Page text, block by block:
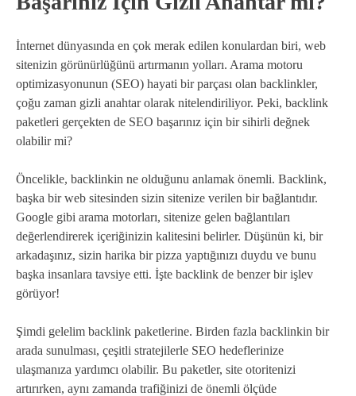
İnternet dünyasında en çok merak edilen konulardan biri, web
sitenizin görünürlüğünü artırmanın yolları. Arama motoru
optimizasyonunun (SEO) hayati bir parçası olan backlinkler,
çoğu zaman gizli anahtar olarak nitelendiriliyor. Peki, backlink
paketleri gerçekten de SEO başarınız için bir sihirli değnek
olabilir mi?
Öncelikle, backlinkin ne olduğunu anlamak önemli. Backlink,
başka bir web sitesinden sizin sitenize verilen bir bağlantıdır.
Google gibi arama motorları, sitenize gelen bağlantıları
değerlendirerek içeriğinizin kalitesini belirler. Düşünün ki, bir
arkadaşınız, sizin harika bir pizza yaptığınızı duydu ve bunu
başka insanlara tavsiye etti. İşte backlink de benzer bir işlev
görüyor!
Şimdi gelelim backlink paketlerine. Birden fazla backlinkin bir
arada sunulması, çeşitli stratejilerle SEO hedeflerinize
ulaşmanıza yardımcı olabilir. Bu paketler, site otoritenizi
artırırken, aynı zamanda trafiğinizi de önemli ölçüde